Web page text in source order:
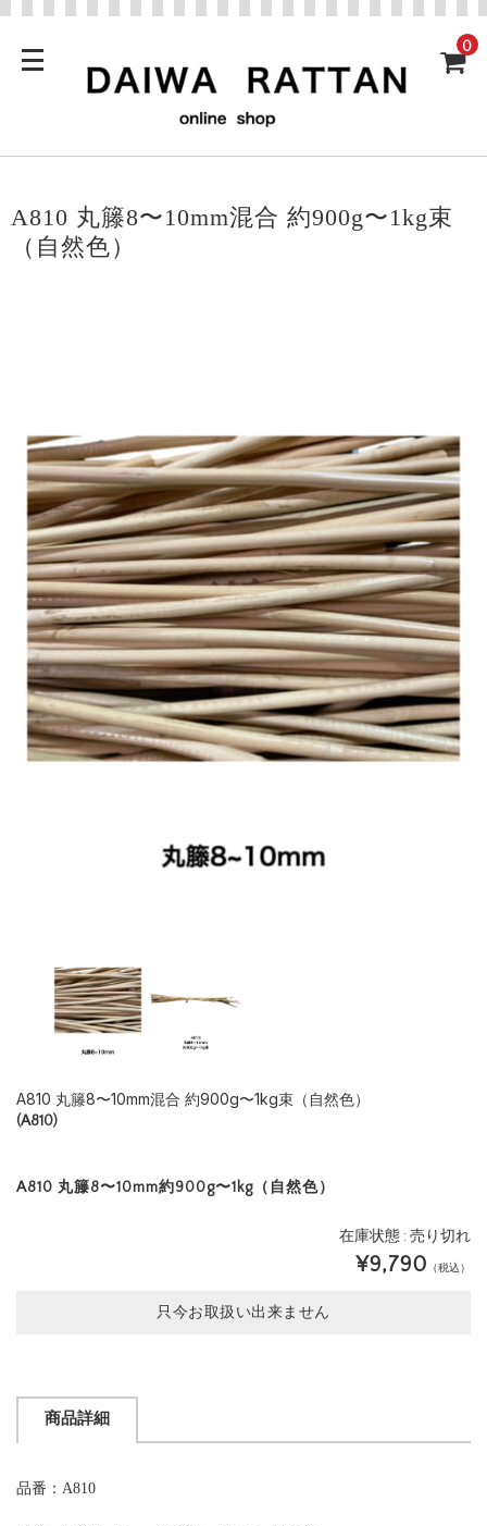
0
A810 丸籐8〜10mm混合 約900g〜1kg束
（自然色）
A810 丸籐8〜10mm混合 約900g〜1kg束（自然色）
(A810)
A810 丸籐8〜10mm約900g〜1kg（自然色）
在庫状態 : 売り切れ
¥9,790 （税込）
只今お取扱い出来ません
商品詳細
品番：A810